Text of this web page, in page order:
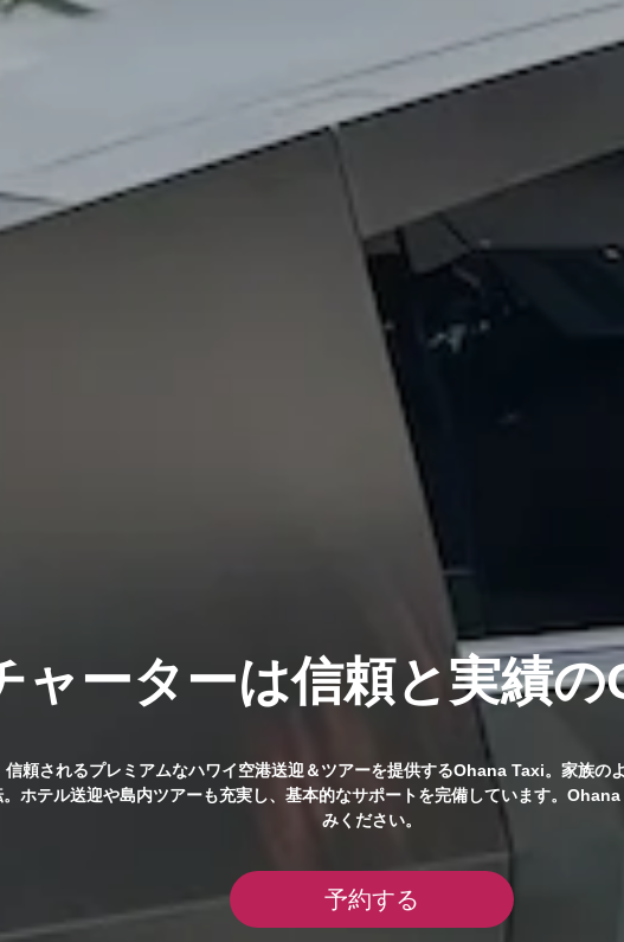
ャーターは信頼と実績の
信頼されるプレミアムなハワイ空港送迎＆ツアーを提供するOhana Taxi。家族の
。ホテル送迎や島内ツアーも充実し、基本的なサポートを完備しています。
みください。
予約する